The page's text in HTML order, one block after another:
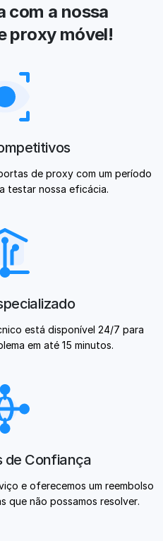
com a nossa
proxy móvel!
de proxy com um período
testar nossa eficácia.
está disponível 24/7 para
em até 15 minutos.
de Confiança
e oferecemos um reembolso
que não possamos resolver.